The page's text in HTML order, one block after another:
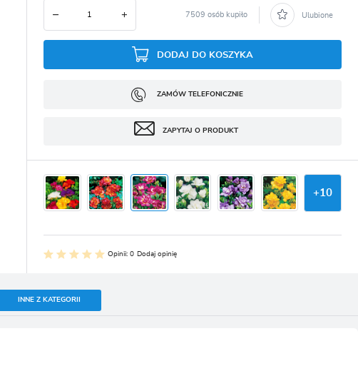
7509 osób kupiło Ulubione
DODAJ DO KOSZYKA
ZAMÓW TELEFONICZNIE
ZAPYTAJ O PRODUKT
+10
Opinii: 0 Dodaj opinię
INNE Z KATEGORII